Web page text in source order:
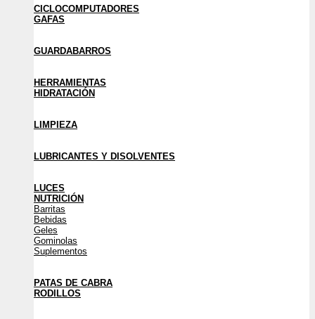
CICLOCOMPUTADORES
GAFAS
GUARDABARROS
HERRAMIENTAS
HIDRATACIÓN
LIMPIEZA
LUBRICANTES Y DISOLVENTES
LUCES
NUTRICIÓN
Barritas
Bebidas
Geles
Gominolas
Suplementos
PATAS DE CABRA
RODILLOS